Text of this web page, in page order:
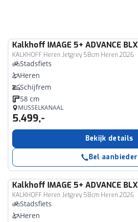
Kalkhoff IMAGE 5+ ADVANCE BLX
KALKHOFF Heren Jetgrey 58cm Heren 2026
Stadsfiets
Heren
Schijfrem
58 cm
MUSSELKANAAL
5.499,-
Bekijk details
Bel aanbieder
Kalkhoff IMAGE 5+ ADVANCE BLX
KALKHOFF Heren Jetgrey 58cm Heren 2026
Stadsfiets
Heren